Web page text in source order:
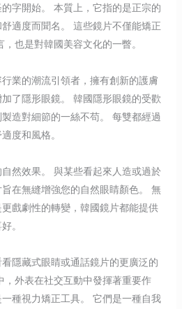
字開始。 本質上，它指的是正宗的
適度而聞名。 這些鏡片不僅能矯正
也是對韓國美容文化的一瞥。
業的潮流引領者，擁有創新的護膚
了隱形眼鏡。 韓國隱形眼鏡的受歡
造對細節的一絲不苟。 每雙都經過
度和風格。
然效果。 與某些看起來人造或過於
在無縫增強您的自然眼睛顏色。 無
戲劇性的轉變，韓國鏡片都能提供
。
隱藏式眼睛或通話鏡片的更廣泛的
外表在社交互動中發揮著重要作
種視力矯正工具。 它們是一種自我